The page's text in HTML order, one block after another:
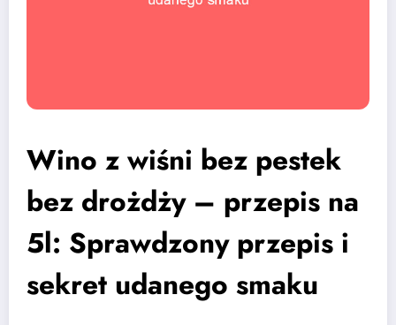
Wino z wiśni bez pestek
bez drożdży – przepis na
5l: Sprawdzony przepis i
sekret udanego smaku